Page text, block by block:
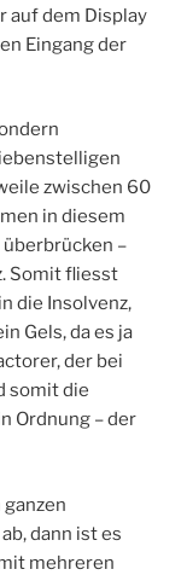
auf dem Display
Eingang der
zwischen 60
in diesem
–
Somit fliesst
die Insolvenz,
Gels, da es ja
der bei
somit die
Ordnung – der
dann ist es
mehreren